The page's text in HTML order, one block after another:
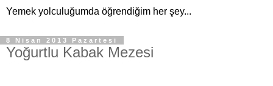
Yemek yolculuğumda öğrendiğim her şey...
8 Nisan 2013 Pazartesi
Yoğurtlu Kabak Mezesi